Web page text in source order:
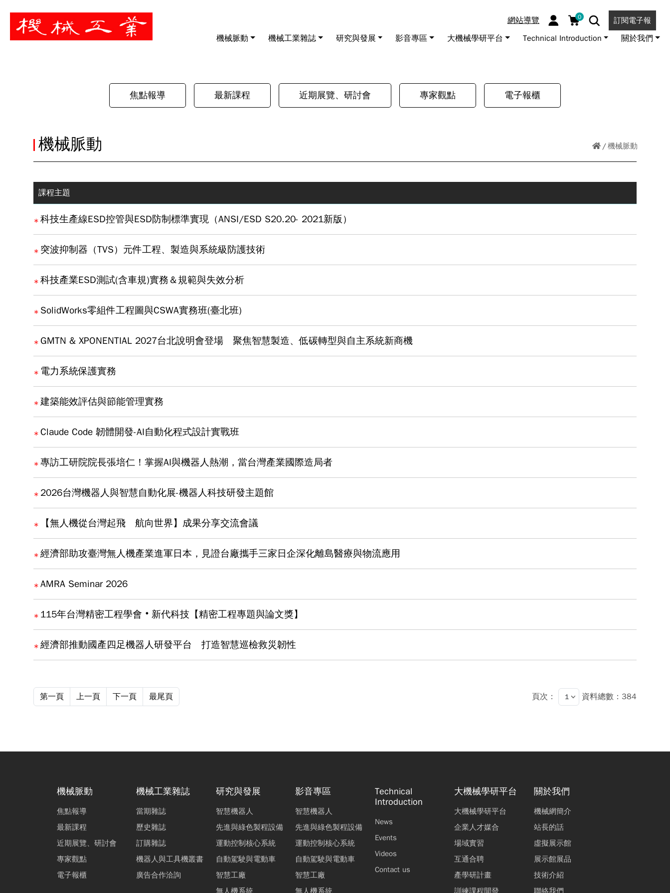
網站導覽 0 訂閱電子報
機械脈動 機械工業雜誌 研究與發展 影音專區 大機械學研平台 Technical Introduction 關於我們
暫停
焦點報導 最新課程 近期展覽、研討會 專家觀點 電子報櫃
機械脈動
機械脈動
課程主題
科技生產線ESD控管與ESD防制標準實現（ANSI/ESD S20.20- 2021新版）
突波抑制器（TVS）元件工程、製造與系統級防護技術
科技產業ESD測試(含車規)實務＆規範與失效分析
SolidWorks零組件工程圖與CSWA實務班(臺北班)
GMTN & XPONENTIAL 2027台北說明會登場 聚焦智慧製造、低碳轉型與自主系統新商機
電力系統保護實務
建築能效評估與節能管理實務
Claude Code 韌體開發-AI自動化程式設計實戰班
專訪工研院院長張培仁！掌握AI與機器人熱潮，當台灣產業國際造局者
2026台灣機器人與智慧自動化展-機器人科技研發主題館
【無人機從台灣起飛 航向世界】成果分享交流會議
經濟部助攻臺灣無人機產業進軍日本，見證台廠攜手三家日企深化離島醫療與物流應用
AMRA Seminar 2026
115年台灣精密工程學會‧新代科技【精密工程專題與論文獎】
經濟部推動國產四足機器人研發平台 打造智慧巡檢救災韌性
第一頁 上一頁 下一頁 最尾頁 頁次： 資料總數：384
機械脈動
焦點報導
最新課程
近期展覽、研討會
專家觀點
電子報櫃
機械工業雜誌
當期雜誌
歷史雜誌
訂購雜誌
機器人與工具機叢書
廣告合作洽詢
研究與發展
智慧機器人
先進與綠色製程設備
運動控制核心系統
自動駕駛與電動車
智慧工廠
無人機系統
影音專區
智慧機器人
先進與綠色製程設備
運動控制核心系統
自動駕駛與電動車
智慧工廠
無人機系統
Technical
Introduction
News
Events
Videos
Contact us
大機械學研平台
大機械學研平台
企業人才媒合
場域實習
互通合聘
產學研計畫
訓練課程開發
關於我們
機械網簡介
站長的話
虛擬展示館
展示館展品
技術介紹
聯絡我們